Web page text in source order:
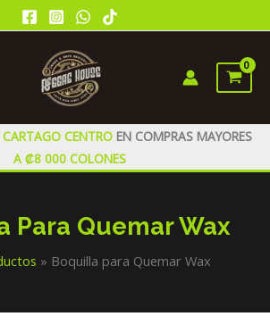
CENTRO EN COMPRAS MAYORES
A ₡8 000 COLONES
Para Quemar Wax
Boquilla para Quemar Wax